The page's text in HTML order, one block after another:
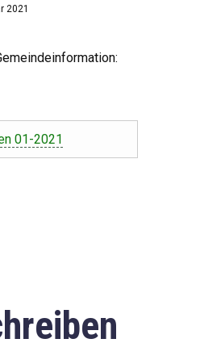
2021
01-2021